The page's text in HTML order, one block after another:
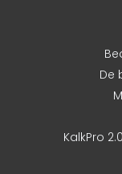
De
KalkPro